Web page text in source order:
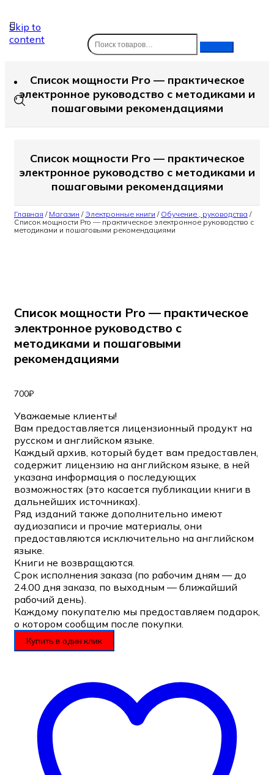
Skip to
content
Список мощности Pro — практическое
электронное руководство с методиками и
пошаговыми рекомендациями
Список мощности Pro — практическое
электронное руководство с методиками и
пошаговыми рекомендациями
Главная / Магазин / Электронные книги / Обучение , руководства /
Список мощности Pro — практическое электронное руководство с
методиками и пошаговыми рекомендациями
Список мощности Pro — практическое
электронное руководство с
методиками и пошаговыми
рекомендациями
700₽
Уважаемые клиенты!
Вам предоставляется лицензионный продукт на
русском и английском языке.
Каждый архив, который будет вам предоставлен,
содержит лицензию на английском языке, в ней
указана информация о последующих
возможностях (это касается публикации книги в
дальнейших источниках).
Ряд изданий также дополнительно имеют
аудиозаписи и прочие материалы, они
предоставляются исключительно на английском
языке.
Книги не возвращаются.
Срок исполнения заказа (по рабочим дням — до
24.00 дня заказа, по выходным — ближайший
рабочий день).
Каждому покупателю мы предоставляем подарок,
о котором сообщим после покупки.
Купить в один клик